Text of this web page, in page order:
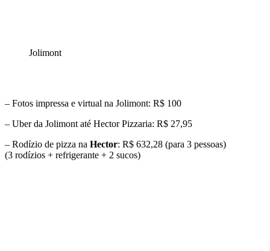
Jolimont
– Fotos impressa e virtual na Jolimont: R$ 100
– Uber da Jolimont até Hector Pizzaria: R$ 27,95
– Rodízio de pizza na Hector: R$ 632,28 (para 3 pessoas)
(3 rodízios + refrigerante + 2 sucos)